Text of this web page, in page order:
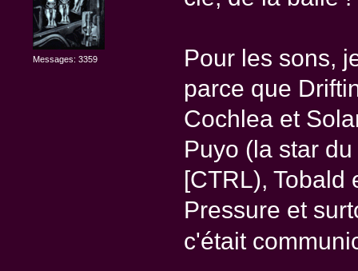
Messages: 3359
Pour les sons,
parce que
Cochlea et
Puyo (la star
[CTRL), Tobald
Pressure et
c'était